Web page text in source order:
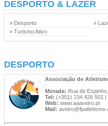
DESPORTO & LAZER
» Desporto
»
» Turismo Ativo
DESPORTO
Associação de
Morada: Rua de
Tel: (+351) 234 426 501
Web: www.aaaveiro.pt
Mail: